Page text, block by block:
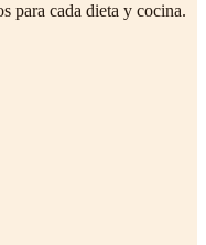
para cada dieta y cocina.